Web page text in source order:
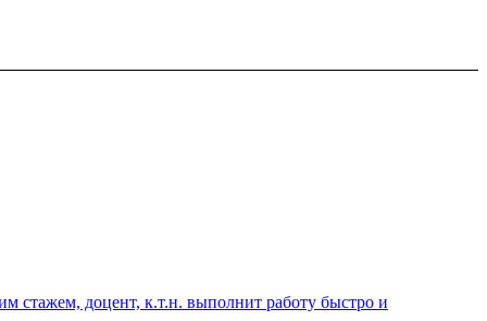
стажем, доцент, к.т.н. выполнит работу быстро и